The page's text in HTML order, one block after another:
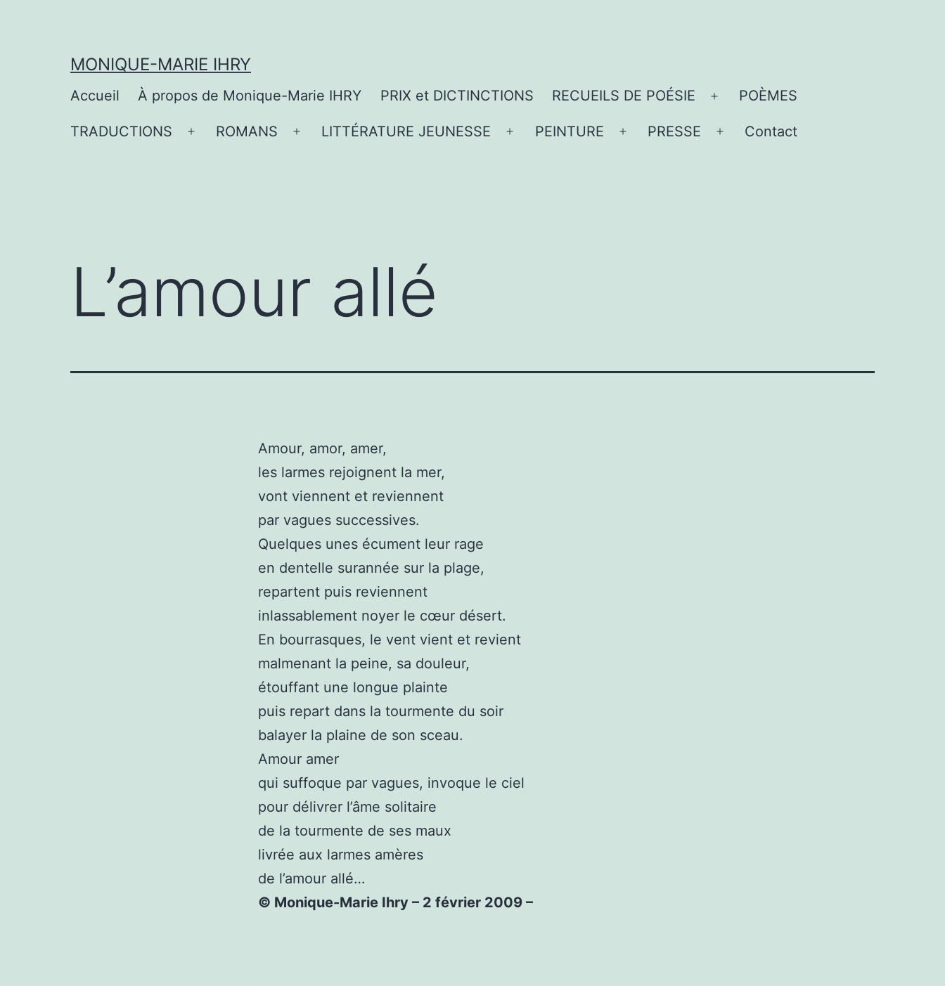
MONIQUE-MARIE IHRY
Accueil À propos de Monique-Marie IHRY PRIX et DICTINCTIONS RECUEILS DE POÉSIE
Ouvrir
le
POÈMES
TRADUCTIONS
Ouvrir
ROMANS
Ouvrir
LITTÉRATURE JEUNESSE
Ouvrir
PEINTURE
Ouvrir
PRESSE
Ouvrir
Contact
L’amour allé
Amour, amor, amer,
les larmes rejoignent la mer,
vont viennent et reviennent
par vagues successives.
Quelques unes écument leur rage
en dentelle surannée sur la plage,
repartent puis reviennent
inlassablement noyer le cœur désert.
En bourrasques, le vent vient et revient
malmenant la peine, sa douleur,
étouffant une longue plainte
puis repart dans la tourmente du soir
balayer la plaine de son sceau.
Amour amer
qui suffoque par vagues, invoque le ciel
pour délivrer l’âme solitaire
de la tourmente de ses maux
livrée aux larmes amères
de l’amour allé…
© Monique-Marie Ihry – 2 février 2009 –